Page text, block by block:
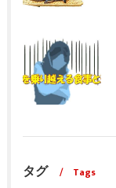
タグ Tags